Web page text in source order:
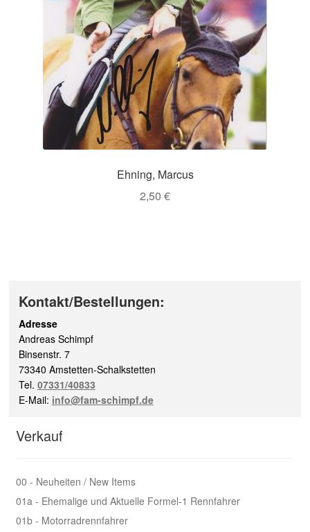
Ehning, Marcus
2,50 €
Kontakt/Bestellungen:
Adresse
Andreas Schimpf
Binsenstr. 7
73340 Amstetten-Schalkstetten
Tel. 07331/40833
E-Mail: info@fam-schimpf.de
Verkauf
00 - Neuheiten / New Items
01a - Ehemalige und Aktuelle Formel-1 Rennfahrer
01b - Motorradrennfahrer